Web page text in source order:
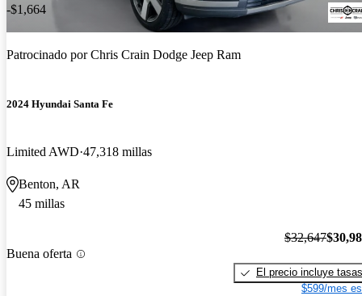
-$1,664
Patrocinado porChris Crain Dodge Jeep Ram
2024 Hyundai Santa Fe
Limited AWD 47,318 millas
Benton, AR
45 millas
Buena oferta
$32,647
El precio incluye tasas
$599/mes